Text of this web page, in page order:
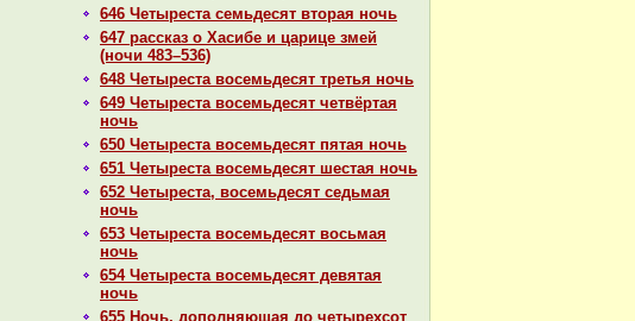
646 Четыреста семьдесят втоpaя ночь
647 paссказ о Хасибе и царице змей
(ночи 483–536)
648 Четыреста восемьдесят третья ночь
649 Четыреста восемьдесят четвёртая
ночь
650 Четыреста восемьдесят пятая ночь
651 Четыреста восемьдесят шестая ночь
652 Четыреста, восемьдесят седьмая
ночь
653 Четыреста восемьдесят восьмая
ночь
654 Четыреста восемьдесят девятая
ночь
655 Ночь, дополняющая до четырехсот